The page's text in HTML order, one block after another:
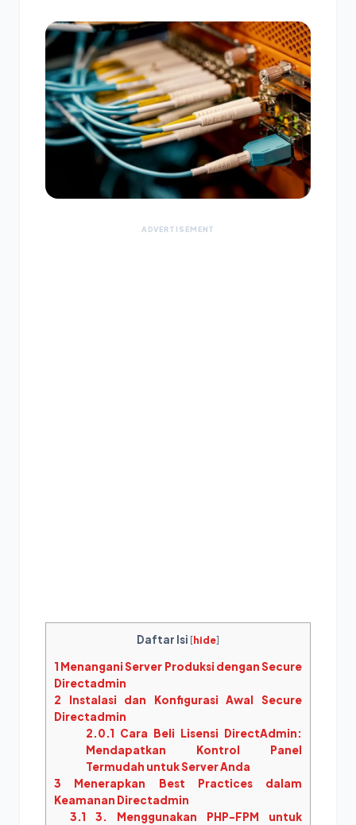
ADVERTISEMENT
Daftar Isi [hide]
1 Menangani Server Produksi dengan Secure
Directadmin
2 Instalasi dan Konfigurasi Awal Secure
Directadmin
2.0.1 Cara Beli Lisensi DirectAdmin:
Mendapatkan Kontrol Panel
Termudah untuk Server Anda
3 Menerapkan Best Practices dalam
Keamanan Directadmin
3.1 3. Menggunakan PHP-FPM untuk